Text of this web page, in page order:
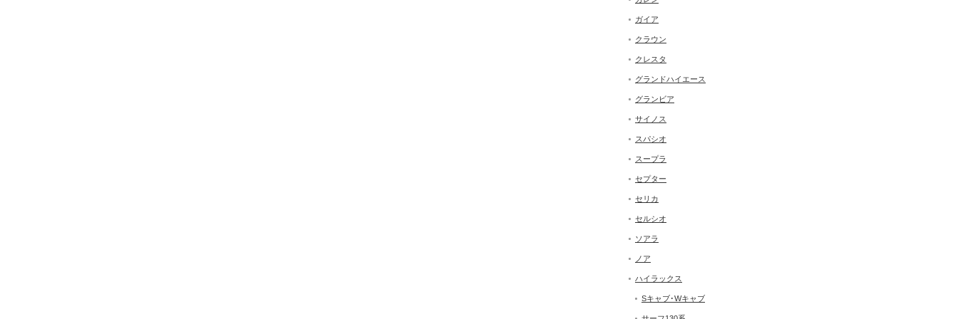
ガイア
クラウン
クレスタ
グランドハイエース
グランビア
サイノス
スパシオ
スープラ
セプター
セリカ
セルシオ
ソアラ
ノア
ハイラックス
Sキャブ･Wキャブ